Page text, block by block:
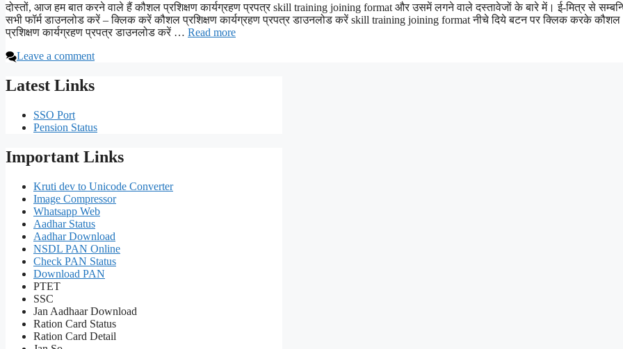
दोस्तों, आज हम बात करने वाले हैं कौशल प्रशिक्षण कार्यग्रहण प्रपत्र skill training joining format और उसमें लगने वाले दस्तावेजों के बारे में। ई-मित्र से
सभी फॉर्म डाउनलोड करें – क्लिक करें कौशल प्रशिक्षण कार्यग्रहण प्रपत्र डाउनलोड करें skill training joining format नीचे दिये बटन पर क्लिक करके कौशल
प्रशिक्षण कार्यग्रहण प्रपत्र डाउनलोड करें … Read more
Leave a comment
Latest Links
SSO Port
Pension Status
Important Links
Kruti dev to Unicode Converter
Image Compressor
Whatsapp Web
Aadhar Status
Aadhar Download
NSDL PAN Online
Check PAN Status
Download PAN
PTET
SSC
Jan Aadhaar Download
Ration Card Status
Ration Card Detail